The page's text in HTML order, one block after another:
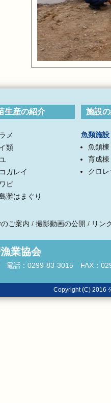
生産の紹介
メ
類
ガレイ
ビ
灘はまぐり
施設
魚類施設
魚類棟
育成棟
クロ
のご案内 / 撮影動画の公開 / リン
業協会
電話：0299-83-3015 FAX：
Copyright (C) 2016